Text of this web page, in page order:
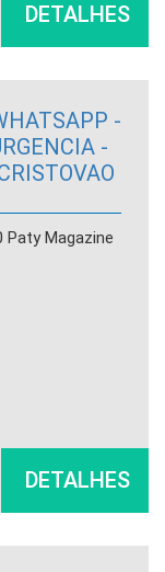
DETALHES
-
-
Paty Magazine
DETALHES